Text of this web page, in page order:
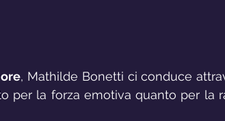
, Mathilde Bonetti ci conduce
per la forza emotiva quanto per la